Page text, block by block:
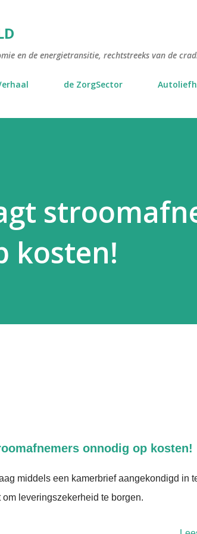
en de energietransitie, rechtstreeks van de
de ZorgSector
kosten!
onnodig op kosten!
middels een kamerbrief aangekondigd in
leveringszekerheid te borgen.